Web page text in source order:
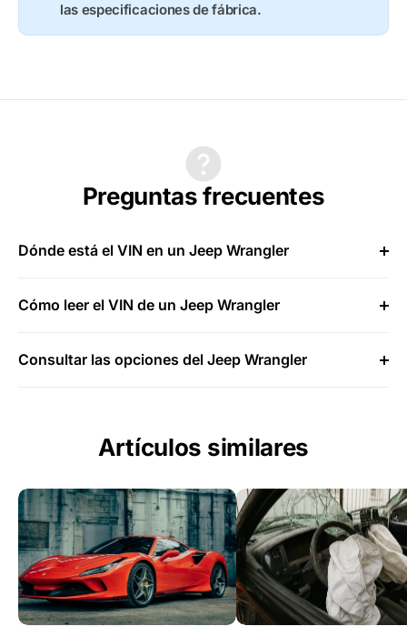
las especificaciones de fábrica.
Preguntas frecuentes
Dónde está el VIN en un Jeep Wrangler
Cómo leer el VIN de un Jeep Wrangler
Consultar las opciones del Jeep Wrangler
Artículos similares